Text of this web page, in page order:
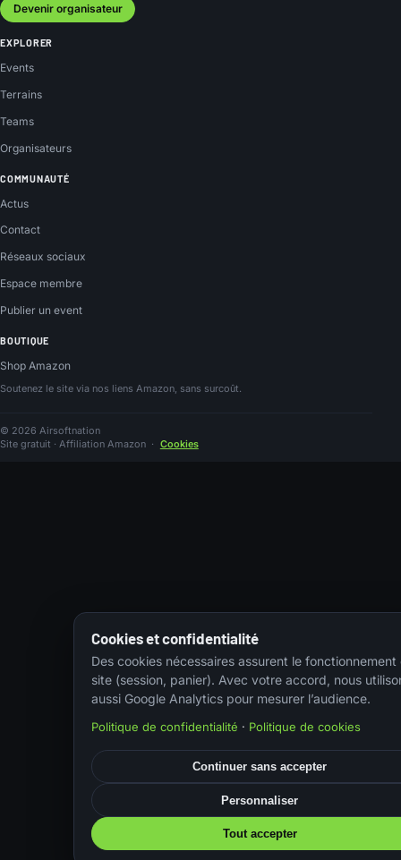
Devenir organisateur
EXPLORER
Events
Terrains
Teams
Organisateurs
COMMUNAUTÉ
Actus
Contact
Réseaux sociaux
Espace membre
Publier un event
BOUTIQUE
Shop Amazon
Soutenez le site via nos liens Amazon, sans surcoût.
© 2026 Airsoftnation
Site gratuit · Affiliation Amazon · Cookies
Cookies et confidentialité
Des cookies nécessaires assurent le fonctionnement
site (session, panier). Avec votre accord, nous
aussi Google Analytics pour mesurer l’audience.
Politique de confidentialité · Politique de cookies
Continuer sans accepter
Personnaliser
Tout accepter